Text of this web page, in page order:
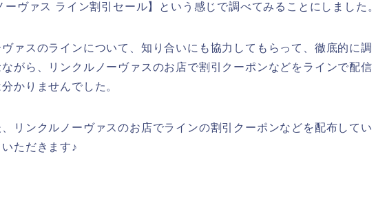
ーヴァス ライン割引セール】という感じで調べてみることにしました。
ァスのラインについて、知り合いにも協力してもらって、徹底的に調
がら、リンクルノーヴァスのお店で割引クーポンなどをラインで配信
かりませんでした。
リンクルノーヴァスのお店でラインの割引クーポンなどを配布してい
ただきます♪